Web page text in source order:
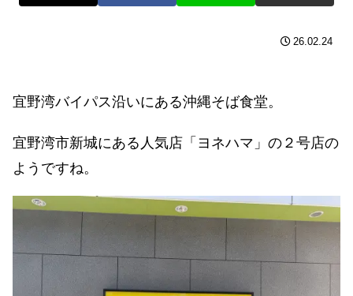
26.02.24
宜野湾バイパス沿いにある沖縄そば食堂。
宜野湾市新城にある人気店「ヨネハマ」の２号店の
ようですね。